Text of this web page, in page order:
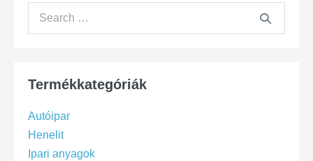
Termékkategóriák
Autóipar
Henelit
Ipari anyagok